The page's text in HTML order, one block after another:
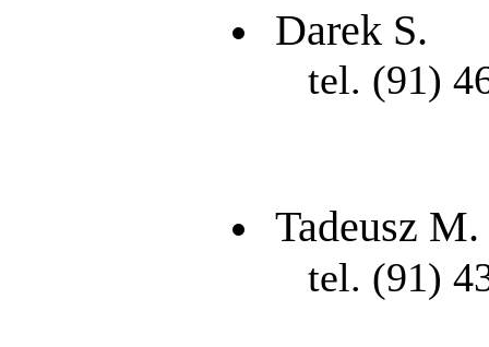
Darek S.
tel. (91)
Tadeusz M.
tel. (91)